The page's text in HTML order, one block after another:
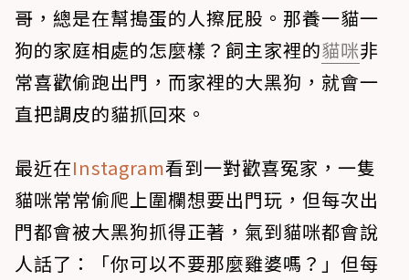
哥，總是在幫搗蛋的人擦屁股。那養一貓一
狗的家庭相處的怎麼樣？飼主家裡的貓咪非
常喜歡偷跑出門，而家裡的大黑狗，就會一
直把調皮的貓抓回來。
最近在Instagram看到一對歡喜冤家，一隻
貓咪常常偷爬上圍欄想要出門玩，但每次出
門都會被大黑狗抓得正著，氣到貓咪都會說
人話了：「你可以不要那麼雞婆嗎？」但每